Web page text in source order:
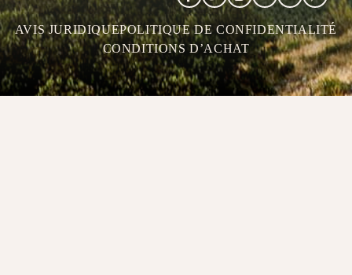
AVIS JURIDIQUEPOLITIQUE DE CONFIDENTIALITÉ
CONDITIONS D’ACHAT